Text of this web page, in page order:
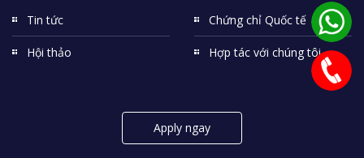
Tin tức
Hội thảo
Chứng chỉ Quốc tế
Hợp tác với chúng tôi
Apply ngay